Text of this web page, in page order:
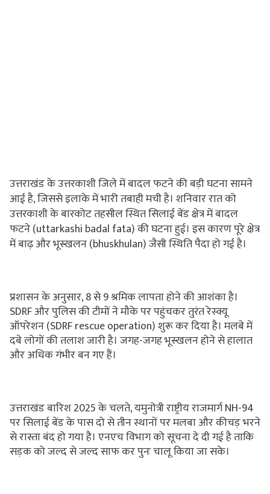
उत्तराखंड के उत्तरकाशी जिले में बादल फटने की बड़ी घटना सामने
आई है, जिससे इलाके में भारी तबाही मची है। शनिवार रात को
उत्तरकाशी के बारकोट तहसील स्थित सिलाई बेंड क्षेत्र में बादल
फटने (uttarkashi badal fata) की घटना हुई। इस कारण पूरे क्षेत्र
में बाढ़ और भूस्खलन (bhuskhulan) जैसी स्थिति पैदा हो गई है।
प्रशासन के अनुसार, 8 से 9 श्रमिक लापता होने की आशंका है।
SDRF और पुलिस की टीमों ने मौके पर पहुंचकर तुरंत रेस्क्यू
ऑपरेशन (SDRF rescue operation) शुरू कर दिया है। मलबे में
दबे लोगों की तलाश जारी है। जगह-जगह भूस्खलन होने से हालात
और अधिक गंभीर बन गए हैं।
उत्तराखंड बारिश 2025 के चलते, यमुनोत्री राष्ट्रीय राजमार्ग NH-94
पर सिलाई बेंड के पास दो से तीन स्थानों पर मलबा और कीचड़ भरने
से रास्ता बंद हो गया है। एनएच विभाग को सूचना दे दी गई है ताकि
सड़क को जल्द से जल्द साफ कर पुनः चालू किया जा सके।